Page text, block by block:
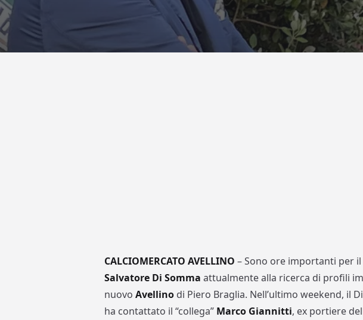
CALCIOMERCATO AVELLINO – Sono ore importanti per
Salvatore Di Somma attualmente alla ricerca di profili
nuovoAvellino di Piero Braglia. Nell’ultimo weekend, il
ha contattato il “collega” Marco Giannitti, ex portiere